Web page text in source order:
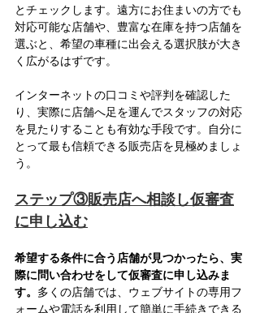
とチェックします。遠方にお住まいの方でも
対応可能な店舗や、豊富な在庫を持つ店舗を
選ぶと、希望の車種に出会える選択肢が大き
く広がるはずです。
インターネットの口コミや評判を確認した
り、実際に店舗へ足を運んでスタッフの対応
を見たりすることも有効な手段です。自分に
とって最も信頼できる販売店を見極めましょ
う。
ステップ③販売店へ相談し仮審査
に申し込む
希望する条件に合う店舗が見つかったら、実
際に問い合わせをして仮審査に申し込みま
す。 多くの店舗では、ウェブサイトの専用フ
ォームや電話を利用して簡単に手続きできる